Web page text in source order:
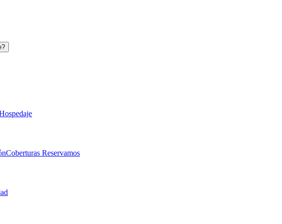
Coberturas Reservamos